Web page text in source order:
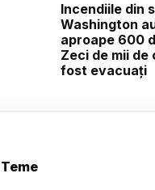
Incendiile din
Washington
aproape 600
Zeci de mii de
fost evacuați
Teme